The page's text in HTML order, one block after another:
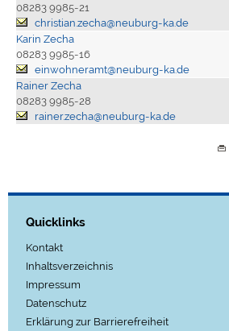
08283 9985-21
christian.zecha@neuburg-ka.de
Karin Zecha
08283 9985-16
einwohneramt@neuburg-ka.de
Rainer Zecha
08283 9985-28
rainer.zecha@neuburg-ka.de
Quicklinks
Kontakt
Inhaltsverzeichnis
Impressum
Datenschutz
Erklärung zur Barrierefreiheit